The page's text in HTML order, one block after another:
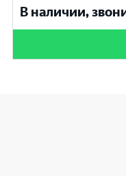
В наличии,